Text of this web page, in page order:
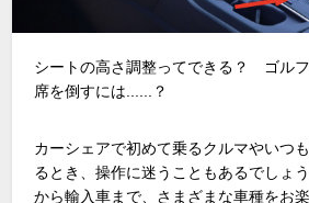
シートの高さ調整ってできる？ ゴル
席を倒すには......？
カーシェアで初めて乗るクルマやいつ
るとき、操作に迷うこともあるでしょ
から輸入車まで、さまざまな車種をお